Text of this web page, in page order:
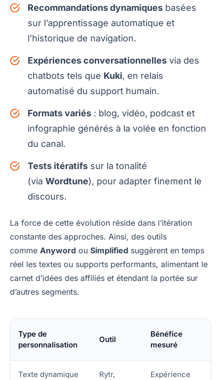
Recommandations dynamiques basées
sur l’apprentissage automatique et
l’historique de navigation.
Expériences conversationnelles via des
chatbots tels que Kuki, en relais
automatisé du support humain.
Formats variés : blog, vidéo, podcast et
infographie générés à la volée en fonction
du canal.
Tests itératifs sur la tonalité
(via Wordtune), pour adapter finement le
discours.
La force de cette évolution réside dans l’itération
constante des approches. Ainsi, des outils
comme Anyword ou Simplified suggèrent en temps
réel les textes ou supports performants, alimentant le
carnet d’idées des affiliés et étendant la portée sur
d’autres segments.
Type de
personnalisation
Outil
Bénéfice
mesuré
Texte dynamique
Rytr,
Expérience